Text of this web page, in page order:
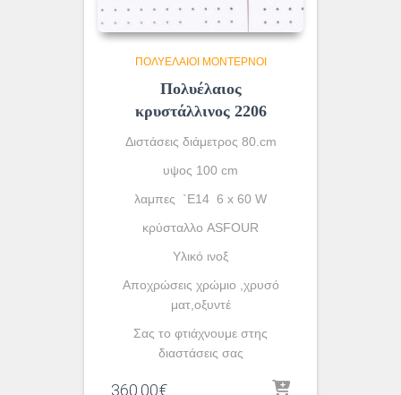
ΠΟΛΥΈΛΑΙΟΙ ΜΟΝΤΈΡΝΟΙ
Πολυέλαιος
κρυστάλλινος 2206
Διστάσεις διάμετρος 80.cm
υψος 100 cm
λαμπες `Ε14 6 x 60 W
κρύσταλλο ASFOUR
Yλικό ινοξ
Αποχρώσεις χρώμιο ,χρυσό
ματ,οξυντέ
Σας το φτιάχνουμε στης
διαστάσεις σας
360.00€